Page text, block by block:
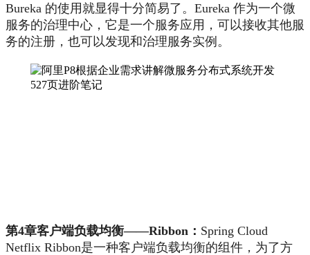
Bureka 的使用就显得十分简易了。Eureka 作为一个微
服务的治理中心，它是一个服务应用，可以接收其他服
务的注册，也可以发现和治理服务实例。
第4章客户端负载均衡——Ribbon： Spring Cloud
Netflix Ribbon是一种客户端负载均衡的组件，为了方